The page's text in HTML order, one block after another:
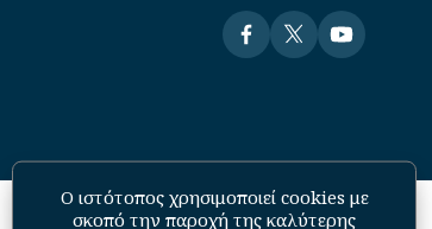
VisitVisitVisit
Ο ιστότοπος χρησιμοποιεί cookies με
σκοπό την παροχή της καλύτερης